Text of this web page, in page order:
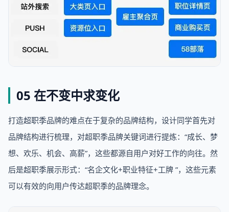
05 在不变中求变化
打造超职季品牌的难点在于复杂的品牌结构，设计同学首先对
品牌结构进行梳理，对超职季品牌关键词进行提炼：“成长、梦
想、欢乐、机会、高薪”，这些都源自用户对好工作的向往。然
后是超职季展示形式：“名企文化+职业特征+工牌 ”，这些元素
可以有效的向用户传达超职季的品牌理念。